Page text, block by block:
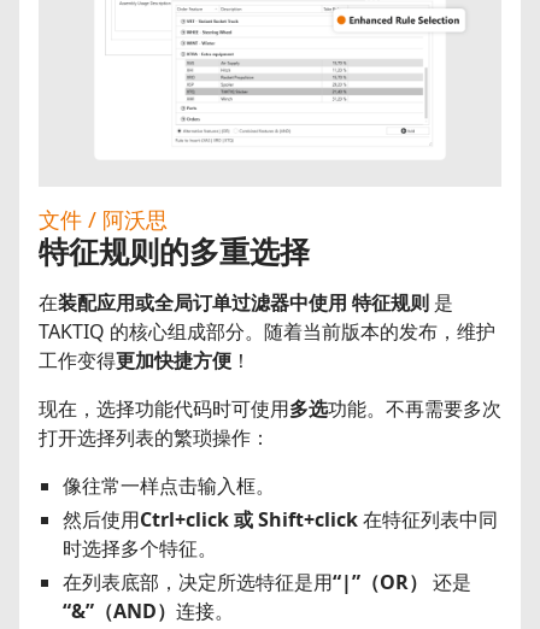
文件 / 阿沃思
特征规则的多重选择
在装配应用或全局订单过滤器中使用 特征规则 是
TAKTIQ 的核心组成部分。随着当前版本的发布，维护
工作变得更加快捷方便 ！
现在，选择功能代码时可使用多选功能。不再需要多次
打开选择列表的繁琐操作：
像往常一样点击输入框。
然后使用Ctrl+click 或 Shift+click在特征列表中同
时选择多个特征。
在列表底部，决定所选特征是用“|”（OR） 还是
“&”（AND） 连接。